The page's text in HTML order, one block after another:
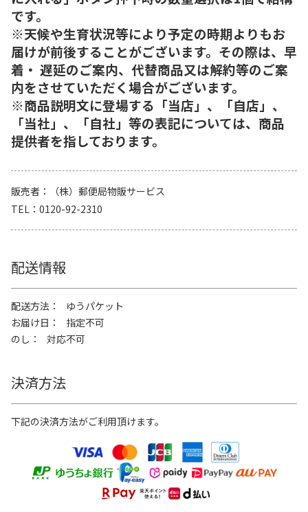
です。
※天候や生育状況等により予定の時期よりもお
届けが前後することがございます。その際は、早
着・ 遅延のご案内、代替商品又は解約等のご案
内をさせていただく場合がございます。
※商品説明文に登場する「当店」、「自店」、
「当社」、「自社」等の表記については、商品
提供者を指しております。
販売者
（株）郵便局物販サービス
TEL
0120-92-2310
配送情報
配送方法
ゆうパケット
お届け日
指定不可
のし
対応不可
決済方法
下記の決済方法がご利用頂けます。